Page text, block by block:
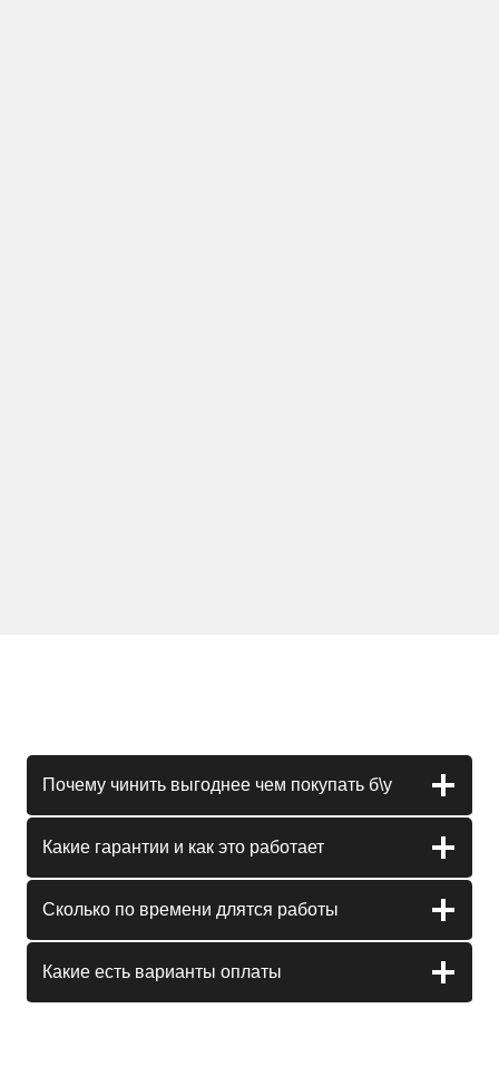
Почему чинить выгоднее чем покупать б\у
Какие гарантии и как это работает
Сколько по времени длятся работы
Какие есть варианты оплаты